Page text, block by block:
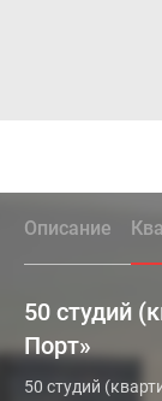
Описание
50 студий
Порт»
50 студий